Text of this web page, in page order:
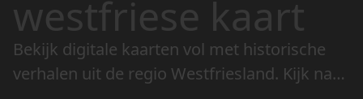
westfriese kaart
Bekijk digitale kaarten vol met historische
verhalen uit de regio Westfriesland. Kijk naar